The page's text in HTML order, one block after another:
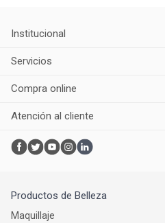
Institucional
Servicios
Compra online
Atención al cliente
Productos de Belleza
Maquillaje